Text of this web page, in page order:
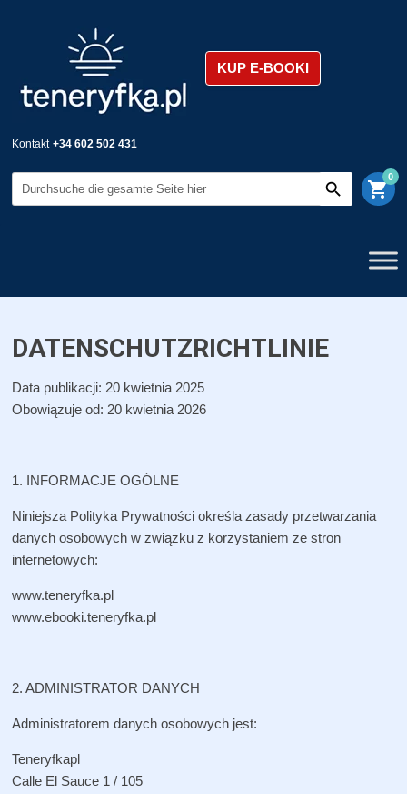
KUP E-BOOKI
Kontakt +34 602 502 431
shopping_cart
0
DATENSCHUTZRICHTLINIE
Data publikacji: 20 kwietnia 2025
Obowiązuje od: 20 kwietnia 2026
1. INFORMACJE OGÓLNE
Niniejsza Polityka Prywatności określa zasady przetwarzania
danych osobowych w związku z korzystaniem ze stron
internetowych:
www.teneryfka.pl
www.ebooki.teneryfka.pl
2. ADMINISTRATOR DANYCH
Administratorem danych osobowych jest:
Teneryfkapl
Calle El Sauce 1 / 105